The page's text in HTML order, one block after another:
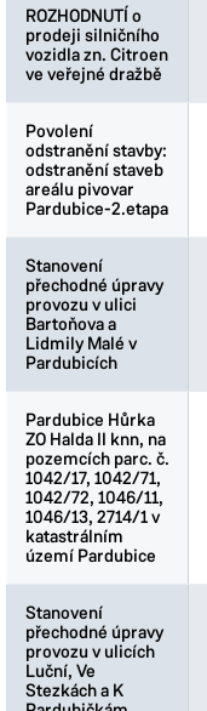
ROZHODNUTÍ o
prodeji silničního
vozidla zn. Citroen
ve veřejné dražbě
Povolení
odstranění stavby:
odstranění staveb
areálu pivovar
Pardubice-2.etapa
Stanovení
přechodné úpravy
provozu v ulici
Bartoňova a
Lidmily Malé v
Pardubicích
Pardubice Hůrka
ZO Halda II knn, na
pozemcích parc. č.
1042/17, 1042/71,
1042/72, 1046/11,
1046/13, 2714/1 v
katastrálním
území Pardubice
Stanovení
přechodné úpravy
provozu v ulicích
Luční, Ve
Stezkách a K
ROZHODNUTÍ o
prodeji silničního
vozidla zn. Citroen
ve veřejné dražbě
Povolení
odstranění stavby:
odstranění staveb
areálu pivovar
Pardubice-2.etapa
Stanovení
přechodné úpravy
provozu v ulici
Bartoňova a
Lidmily Malé v
Pardubicích
Pardubice Hůrka
ZO Halda II knn, na
pozemcích parc. č.
1042/17, 1042/71,
1042/72, 1046/11,
1046/13, 2714/1 v
katastrálním
území Pardubice
Stanovení
přechodné úpravy
provozu v ulicích
Luční, Ve
Stezkách a K